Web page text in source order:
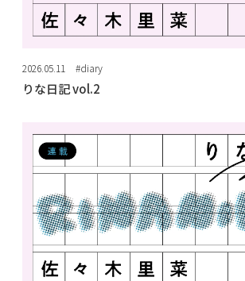
2026.05.11 #diary
りな日記 vol.2